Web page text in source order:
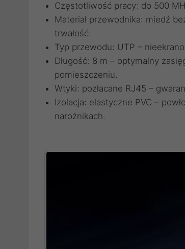
Częstotliwość pracy: do 500
Materiał przewodnika: miedź
trwałość.
Typ przewodu: UTP –
Długość: 8 m – optymalny
pomieszczeniu.
Wtyki: pozłacane RJ45 –
Izolacja: elastyczne PVC –
narożnikach.